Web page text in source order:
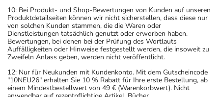
deshalb nur von Ihrem Arzt bestimmt.
Überdosierung?
Es kann zu einer Vielzahl von
Überdosierungserscheinungen kommen, unter anderem
zu Erbrechen, Schläfrigkeit, Schwindel, Krämpfen,
Pupillenerweiterung, Pulsbeschleunigung,
10: Bei Produkt- und Shop-Bewertungen von Kunden auf unseren
Produktdetailseiten können wir nicht sicherstellen, dass diese nur
von solchen Kunden stammen, die die Waren oder
Dienstleistungen tatsächlich genutzt oder erworben haben.
Bewertungen, bei denen bei der Prüfung des Wortlauts
Auffälligkeiten oder Hinweise festgestellt werden, die insoweit zu
Zweifeln Anlass geben, werden nicht veröffentlicht.
12: Nur für Neukunden mit Kundenkonto. Mit dem Gutscheincode
"10NEU26" erhalten Sie 10 % Rabatt für Ihre erste Bestellung, ab
einem Mindestbestellwert von 49 € (Warenkorbwert). Nicht